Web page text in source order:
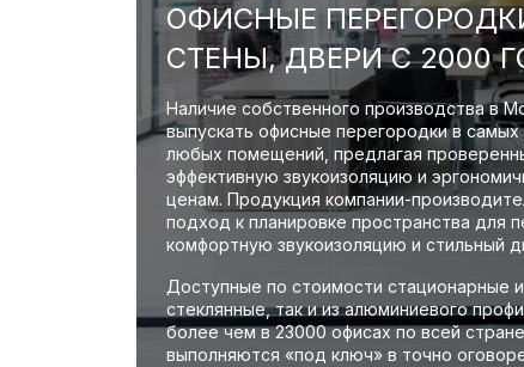
ОФИСНЫЕ
СТЕНЫ, ДВЕРИ С 2000
Наличие собственного производства в
выпускать офисные перегородки в самых
любых помещений, предлагая
эффективную звукоизоляцию и
ценам. Продукция компании-
подход к планировке пространства для
комфортную звукоизоляцию и стильный
Доступные по стоимости стационарные
стеклянные, так и из алюминиевого
более чем в 23000 офисах по всей
выполняются «под ключ» в точно